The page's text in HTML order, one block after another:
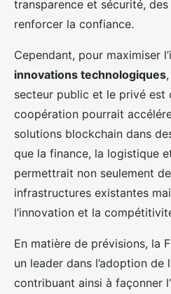
transparence et sécurité,
renforcer la confiance.
Cependant, pour maximiser
innovations technologiques
secteur public et le privé est
coopération pourrait
solutions blockchain dans
que la finance, la logistique
permettrait non seulement
infrastructures existantes
l’innovation et la
En matière de prévisions, la
un leader dans l’adoption de
contribuant ainsi à façonner l’